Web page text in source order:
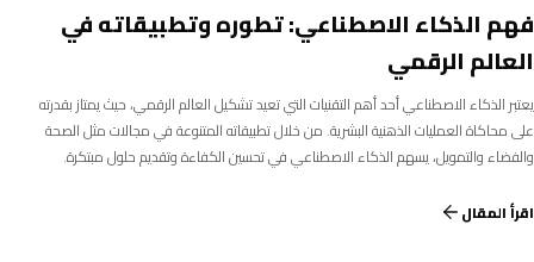
فهم الذكاء الاصطناعي: تطوره وتطبيقاته في
العالم الرقمي
يعتبر الذكاء الاصطناعي أحد أهم التقنيات التي تعيد تشكيل العالم الرقمي، حيث يمتاز بقدرته
على محاكاة العمليات الذهنية البشرية. من خلال تطبيقاته المتنوعة في مجالات مثل الصحة
والفضاء والتمويل، يسهم الذكاء الاصطناعي في تحسين الكفاءة وتقديم حلول مبتكرة.
اقرأ المقال